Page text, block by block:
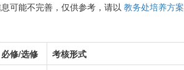
可能不完善，仅供参考，请以 教务处培养方案
必修/选修 考核形式